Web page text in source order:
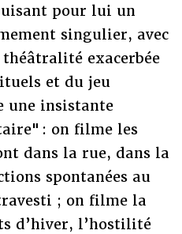
pour lui un
singulier, avec
exacerbée
et du jeu
une insistante
: on filme les
dans la rue, dans la
spontanées au
; on filme la
d’hiver, l’hostilité